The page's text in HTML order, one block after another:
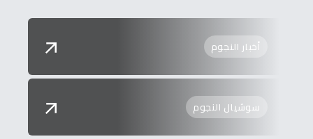
أخبار النجوم
سوشيال النجوم